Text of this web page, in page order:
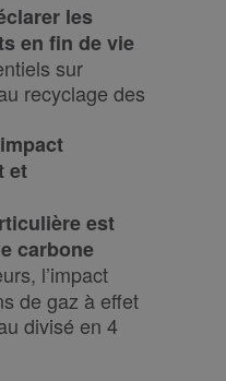
les
en fin de vie
sur
recyclage des
et
est
carbone
l’impact
de gaz à effet
divisé en 4